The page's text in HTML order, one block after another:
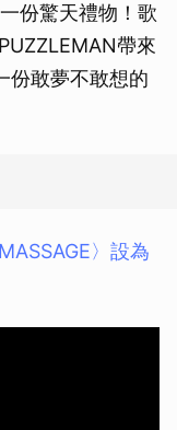
份驚天禮物！歌
帶來
份敢夢不敢想的
〉設為